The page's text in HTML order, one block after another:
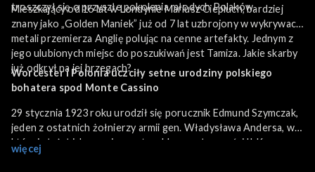
troszczył się o przyszłe pokolenia młodych Polaków.
Mieszkający od 16 lat w Londynie Mariusz Ciepluch, bardziej
znany jako „Golden Maniek” już od 7 lat uzbrojony w wykrywacz
metali przemierza Anglię polując na cenne artefakty. Jednym z
jego ulubionych miejsc do poszukiwań jest Tamiza. Jakie skarby
już odkrył na jej brzegach?
Worcester i Polonia uczciły setne urodziny polskiego
bohatera spod Monte Cassino
29 stycznia 1923 roku urodził się porucznik Edmund Szymczak,
jeden z ostatnich żołnierzy armii gen. Władysława Andersa, w
której służył jako goniec motocyklowy w łączności II Korpusu.
Walczył między innymi w bitwie o Monte Cassino. Po wojnie
więcej